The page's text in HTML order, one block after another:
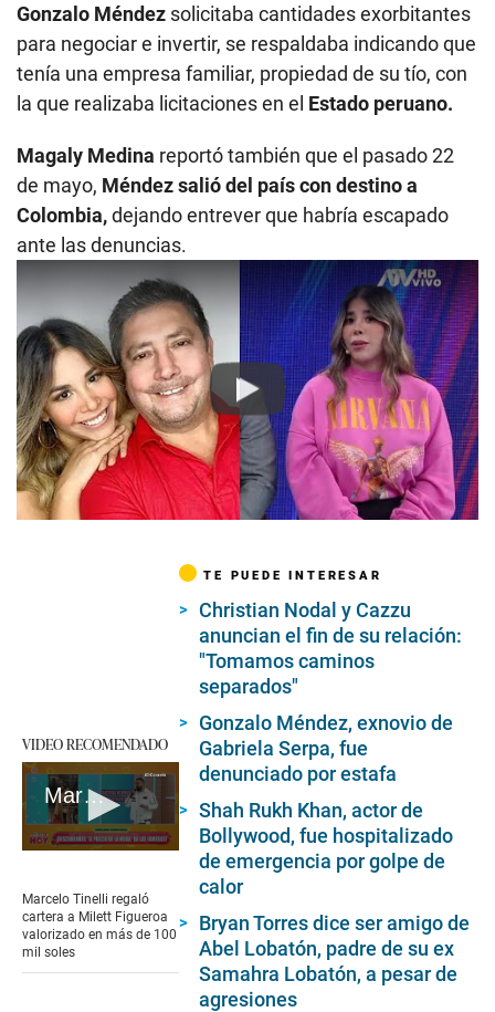
Gonzalo Méndez solicitaba cantidades exorbitantes
para negociar e invertir, se respaldaba indicando que
tenía una empresa familiar, propiedad de su tío, con
la que realizaba licitaciones en el Estado peruano.
Magaly Medina reportó también que el pasado 22
de mayo, Méndez salió del país con destino a
Colombia,dejando entrever que habría escapado
ante las denuncias.
Play
VIDEO RECOMENDADO
Marcelo Tinelli regaló cartera a Milett Figueroa valorizado en más de 100 mil soles
of
1
minute,
27
Marcelo Tinelli regaló
cartera a Milett Figueroa
valorizado en más de 100
mil soles
TE PUEDE INTERESAR
Christian Nodal y Cazzu
anuncian el fin de su relación:
"Tomamos caminos
separados"
Gonzalo Méndez, exnovio de
Gabriela Serpa, fue
denunciado por estafa
Shah Rukh Khan, actor de
Bollywood, fue hospitalizado
de emergencia por golpe de
calor
Bryan Torres dice ser amigo de
Abel Lobatón, padre de su ex
Samahra Lobatón, a pesar de
agresiones